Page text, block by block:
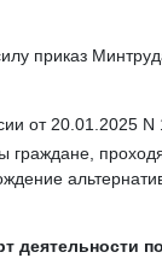
приказ
от 20.01.2025
граждане,
деятельности